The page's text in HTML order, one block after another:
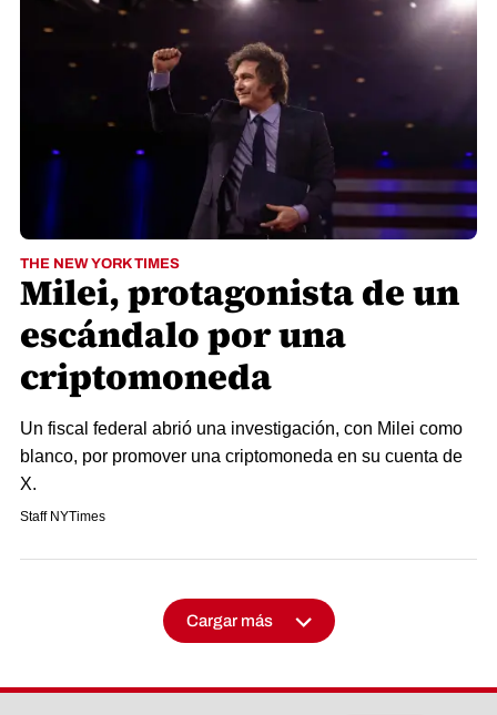
THE NEW YORK TIMES
Milei, protagonista de un
escándalo por una
criptomoneda
Un fiscal federal abrió una investigación, con Milei como
blanco, por promover una criptomoneda en su cuenta de
X.
Staff NYTimes
Cargar más